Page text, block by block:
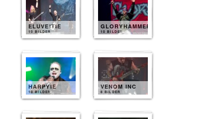
ELUVEITIE
10 BILDER
GLORYHAMMER
10 BILDER
HARPYIE
10 BILDER
VENOM INC
8 BILDER